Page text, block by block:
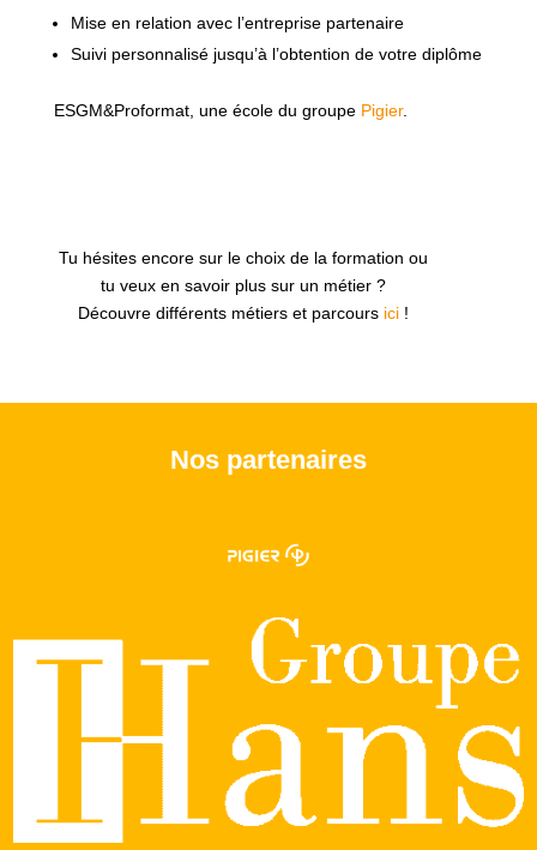
Mise en relation avec l’entreprise partenaire
Suivi personnalisé jusqu’à l’obtention de votre diplôme
ESGM&Proformat, une école du groupe Pigier.
Tu hésites encore sur le choix de la formation ou
tu veux en savoir plus sur un métier ?
Découvre différents métiers et parcours ici!
Nos partenaires